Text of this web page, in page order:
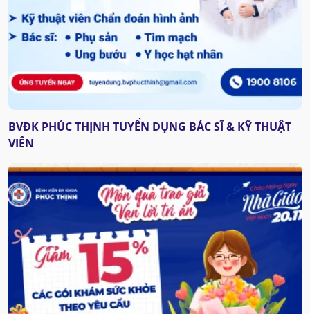
BVĐK PHÚC THỊNH TUYỂN DỤNG BÁC SĨ & KỸ THUẬT
VIÊN